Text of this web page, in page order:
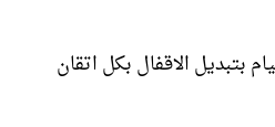
بتبديل الاقفال بكل اتقان